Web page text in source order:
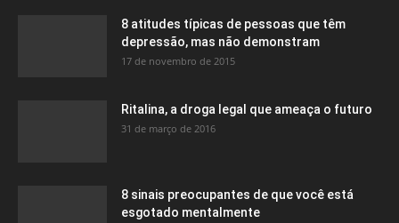
8 atitudes típicas de pessoas que têm
depressão, mas não demonstram
17 de novembro de 2015
Ritalina, a droga legal que ameaça o futuro
31 de março de 2016
8 sinais preocupantes de que você está
esgotado mentalmente